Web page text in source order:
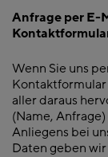
Anfrage per E-
Wenn Sie uns
aller daraus
(Name,
Anliegens bei
Daten geben